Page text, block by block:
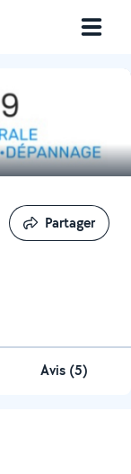
Partager
Partager
Avis (5)